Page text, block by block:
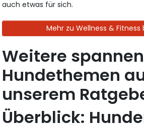
auch etwas für sich.
Mehr zu Wellness & Fitness
Weitere
Hundethemen
unserem
Überblick: